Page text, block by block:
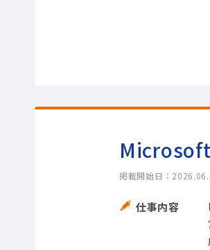
掲載開始日：
仕事内容